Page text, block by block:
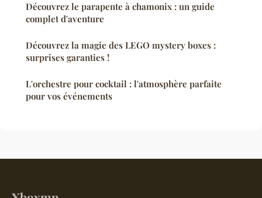
Découvrez le parapente à chamonix : un guide
complet d'aventure
Découvrez la magie des LEGO mystery boxes :
surprises garanties !
L'orchestre pour cocktail : l'atmosphère parfaite
pour vos événements